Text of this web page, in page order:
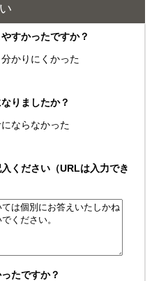
すかったですか？
かりにくかった
りましたか？
ならなかった
ください（URLは入力でき
たですか？